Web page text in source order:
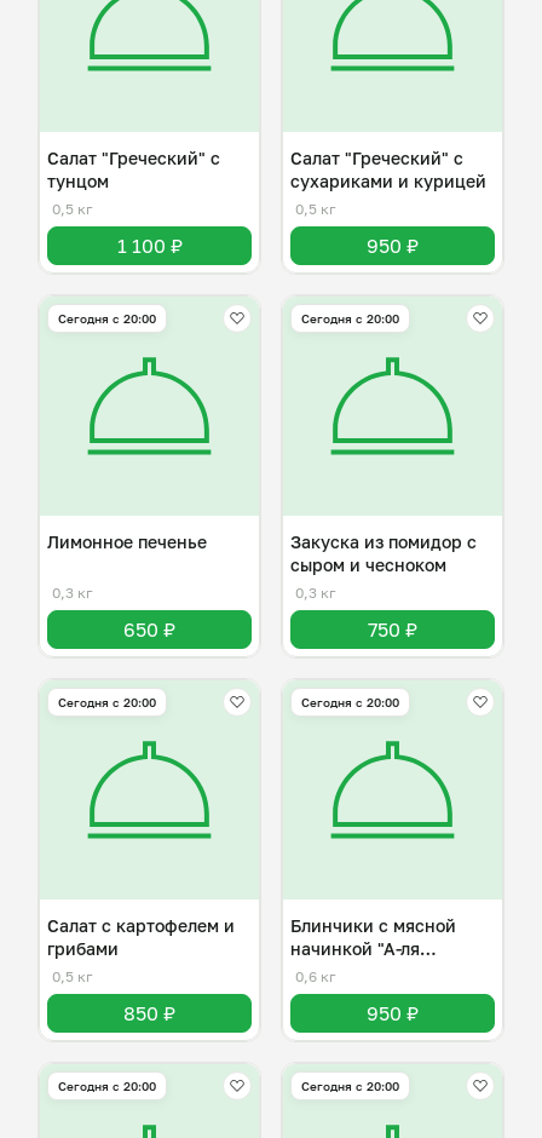
Салат "Греческий" с
тунцом
0,5 кг
1 100 ₽
Салат "Греческий" с
сухариками и курицей
0,5 кг
950 ₽
Сегодня с 20:00
Лимонное печенье
0,3 кг
650 ₽
Сегодня с 20:00
Закуска из помидор с
сыром и чесноком
0,3 кг
750 ₽
Сегодня с 20:00
Салат с картофелем и
грибами
0,5 кг
850 ₽
Сегодня с 20:00
Блинчики с мясной
начинкой "А-ля
болоньезе"
0,6 кг
950 ₽
Сегодня с 20:00 Сегодня с 20:00